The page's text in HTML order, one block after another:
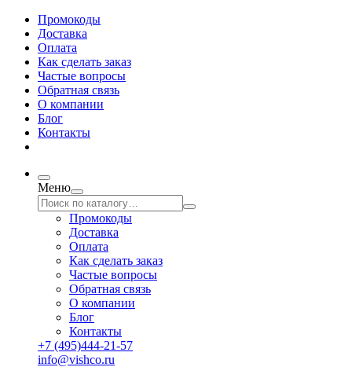
Промокоды
Доставка
Оплата
Как сделать заказ
Частые вопросы
Обратная связь
О компании
Блог
Контакты
Меню
Промокоды
Доставка
Оплата
Как сделать заказ
Частые вопросы
Обратная связь
О компании
Блог
Контакты
+7 (495)444-21-57
info@vishco.ru